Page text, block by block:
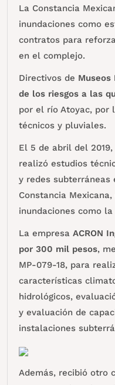
La Constancia
inundaciones como
contratos para
en el complejo.
Directivos de Museos
de los riesgos a las
por el río Atoyac, por
técnicos y pluviales.
El 5 de abril del
realizó estudios
y redes subterráneas
Constancia
inundaciones como la
La empresaACRON
por 300 mil pesos,
MP-079-18, para
características
hidrológicos,
y evaluación de
instalaciones
Además, recibió otro